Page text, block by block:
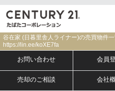
谷在家 (日暮里舎人ライナー)の売買物件
https://lin.ee/koXE7fa
お問い合わせ 会員
売却のご相談 会社